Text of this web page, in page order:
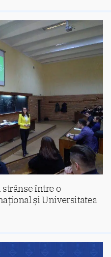
între o
și Universitatea